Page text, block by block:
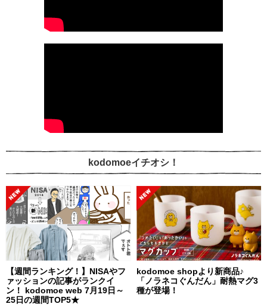
kodomoeイチオシ！
【週間ランキング！】NISAやフ
ァッションの記事がランクイ
ン！ kodomoe web 7月19日～
25日の週間TOP5★
kodomoe shopより新商品♪
「ノラネコぐんだん」耐熱マグ3
種が登場！